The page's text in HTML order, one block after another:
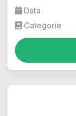
Data
Categorie